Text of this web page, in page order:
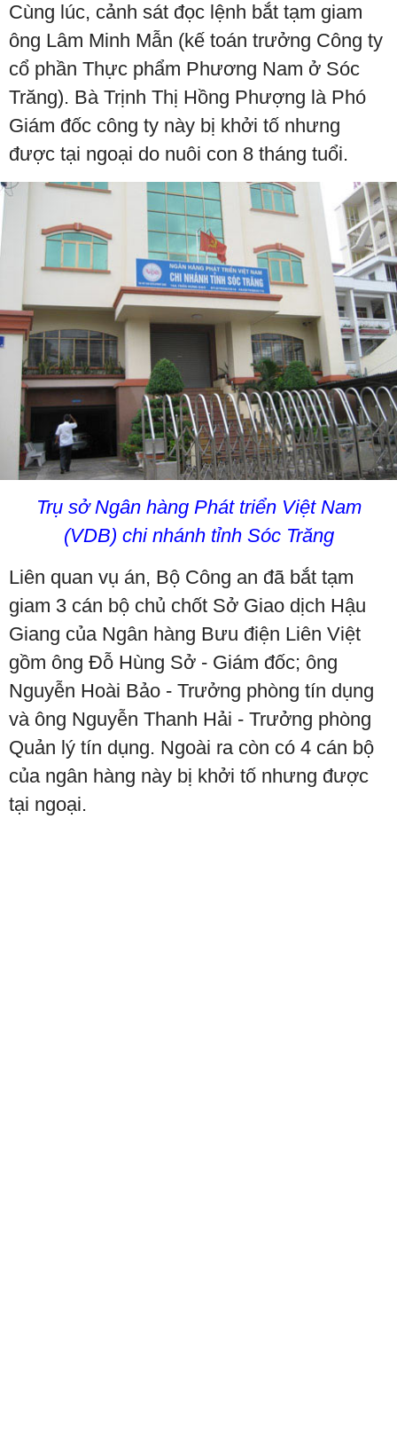
Cùng lúc, cảnh sát đọc lệnh bắt tạm giam
ông Lâm Minh Mẫn (kế toán trưởng Công ty
cổ phần Thực phẩm Phương Nam ở Sóc
Trăng). Bà Trịnh Thị Hồng Phượng là Phó
Giám đốc công ty này bị khởi tố nhưng
được tại ngoại do nuôi con 8 tháng tuổi.
Trụ sở Ngân hàng Phát triển Việt Nam
(VDB) chi nhánh tỉnh Sóc Trăng
Liên quan vụ án, Bộ Công an đã bắt tạm
giam 3 cán bộ chủ chốt Sở Giao dịch Hậu
Giang của Ngân hàng Bưu điện Liên Việt
gồm ông Đỗ Hùng Sở - Giám đốc; ông
Nguyễn Hoài Bảo - Trưởng phòng tín dụng
và ông Nguyễn Thanh Hải - Trưởng phòng
Quản lý tín dụng. Ngoài ra còn có 4 cán bộ
của ngân hàng này bị khởi tố nhưng được
tại ngoại.